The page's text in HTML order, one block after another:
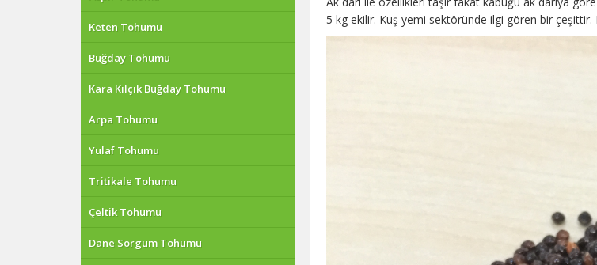
Keten Tohumu
Buğday Tohumu
Kara Kılçık Buğday Tohumu
Arpa Tohumu
Yulaf Tohumu
Tritikale Tohumu
Çeltik Tohumu
Dane Sorgum Tohumu
5 kg ekilir. Kuş yemi sektöründe ilgi gören bir çeşittir.